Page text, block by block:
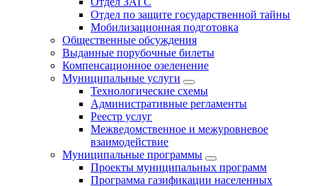
Отдел по защите государственной тайны
Мобилизационная подготовка
Общественные обсуждения
Выданные порубочные билеты
Компенсационное озеленение
Муниципальные услуги
Технологические схемы
Административные регламенты
Реестр услуг
Межведомственное и межуровневое
взаимодействие
Муниципальные программы
Проекты муниципальных программ
Программа газификации населенных